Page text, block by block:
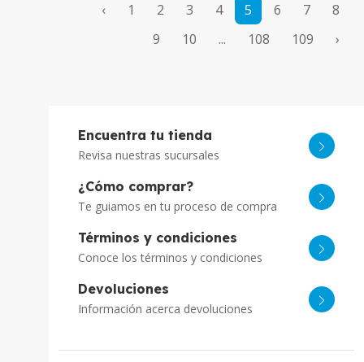
‹ 1 2 3 4 5 6 7
8
9
10 ... 108 109 ›
Encuentra tu tienda
Revisa nuestras sucursales
¿Cómo comprar?
Te guiamos en tu proceso de compra
Términos y condiciones
Conoce los términos y condiciones
Devoluciones
Información acerca devoluciones